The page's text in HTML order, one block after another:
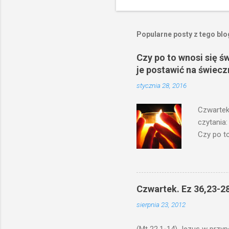
Popularne posty z tego
Czy po to wnosi się
je postawić na
stycznia 28, 2016
czytania:
Czy po
niechaj
ma. W
by je
Czwartek. Ez 36,23-
sierpnia 23, 2012